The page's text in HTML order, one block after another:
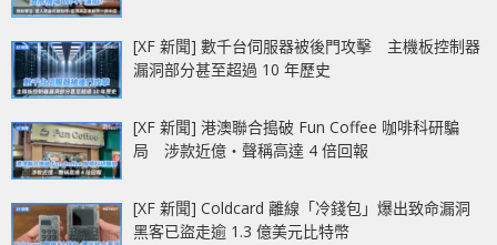
[XF 新聞] 數千台伺服器被後門攻擊 主機板控制器
漏洞部分甚至超過 10 年歷史
[XF 新聞] 港澳聯合搗破 Fun Coffee 咖啡科研騙
局 涉款近億‧聲稱高達 4 倍回報
[XF 新聞] Coldcard 離線「冷錢包」爆出致命漏洞
黑客已盜走逾 1.3 億美元比特幣